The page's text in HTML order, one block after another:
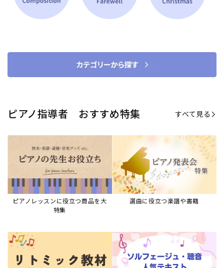
ピアノ指導者 おすすめ特集 すべて見る
ピアノレッスンに役立つ商品を大
特集
選曲に役立つ楽譜や書籍